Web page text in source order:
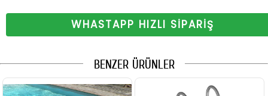
WHASTAPP HIZLI SİPARİŞ
BENZER ÜRÜNLER